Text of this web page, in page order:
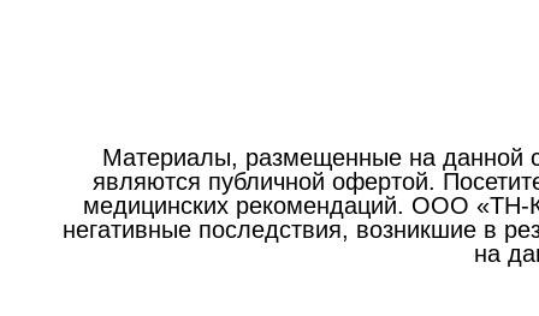
Материалы, размещенные на данной
являются публичной офертой.
медицинских рекомендаций. ООО «ТН-
негативные последствия, возникшие в
на